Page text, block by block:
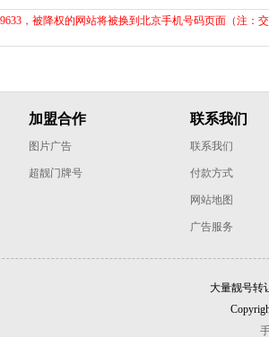
，被降权的网站将被换到北京手机号码页面（注：
加盟合作
图片广告
超靓门牌号
联系我们
联系我们
付款方式
网站地图
广告服务
大量靓号转